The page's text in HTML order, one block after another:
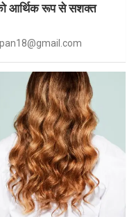
आर्थिक रूप से सशक्त